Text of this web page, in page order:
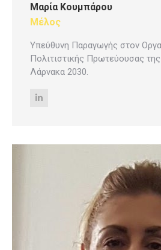
Μαρία Κουμπάρου
Μέλος
Υπεύθυνη Παραγωγής στον
Πολιτιστικής Πρωτεύουσας
Λάρνακα 2030.
Linkedin